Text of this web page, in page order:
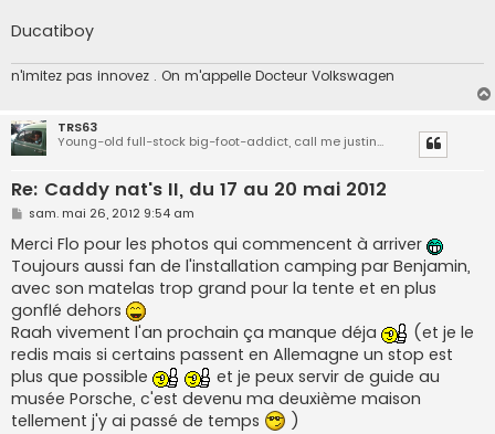
Ducatiboy
n'imitez pas innovez . On m'appelle Docteur Volkswagen
TRS63
Young-old full-stock big-foot-addict, call me justin...
Re: Caddy nat's II, du 17 au 20 mai 2012
M
s
s
a
g
e
sam. mai 26, 2012 9:54 am
Merci Flo pour les photos qui commencent à arriver
Toujours aussi fan de l'installation camping par Benjamin,
avec son matelas trop grand pour la tente et en plus
gonflé dehors
Raah vivement l'an prochain ça manque déja
(et je le
redis mais si certains passent en Allemagne un stop est
plus que possible
et je peux servir de guide au
musée Porsche, c'est devenu ma deuxième maison
tellement j'y ai passé de temps
)